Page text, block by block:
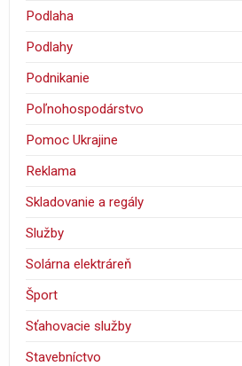
Podlaha
Podlahy
Podnikanie
Poľnohospodárstvo
Pomoc Ukrajine
Reklama
Skladovanie a regály
Služby
Solárna elektráreň
Šport
Sťahovacie služby
Stavebníctvo